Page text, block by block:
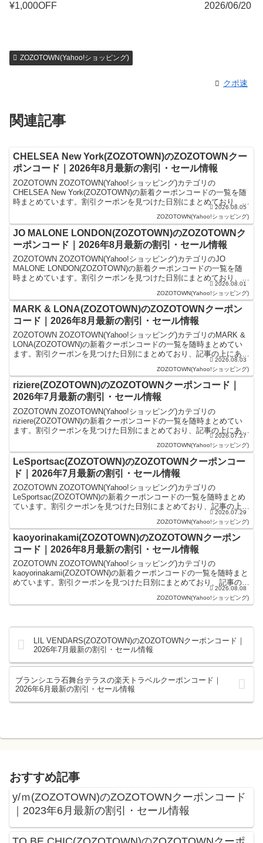
¥1,000OFF 2026/06/20
ZOZOTOWN(Yahoo!ショッピング)
クポ速
関連記事
CHELSEA New York(ZOZOTOWN)のZOZOTOWNクー
ポンコード｜2026年8月最新の割引・セール情報
ZOZOTOWN ZOZOTOWN(Yahoo!ショッピング)カテゴリの
CHELSEA New York(ZOZOTOWN)の新着クーポンコードの一覧を随
時まとめています。割引クーポンを見つけた日別にまとめており、記
2026.08.05
ZOZOTOWN(Yahoo!ショッピング)
JO MALONE LONDON(ZOZOTOWN)のZOZOTOWNク
ーポンコード｜2026年8月最新の割引・セール情報
ZOZOTOWN ZOZOTOWN(Yahoo!ショッピング)カテゴリのJO
MALONE LONDON(ZOZOTOWN)の新着クーポンコードの一覧を随
時まとめています。割引クーポンを見つけた日別にまとめており、記
2026.08.01
ZOZOTOWN(Yahoo!ショッピング)
MARK & LONA(ZOZOTOWN)のZOZOTOWNクーポン
コード｜2026年8月最新の割引・セール情報
ZOZOTOWN ZOZOTOWN(Yahoo!ショッピング)カテゴリのMARK &
LONA(ZOZOTOWN)の新着クーポンコードの一覧を随時まとめてい
ます。割引クーポンを見つけた日別にまとめており、記事の上にある
2026.08.03
ZOZOTOWN(Yahoo!ショッピング)
riziere(ZOZOTOWN)のZOZOTOWNクーポンコード｜
2026年7月最新の割引・セール情報
ZOZOTOWN ZOZOTOWN(Yahoo!ショッピング)カテゴリの
riziere(ZOZOTOWN)の新着クーポンコードの一覧を随時まとめてい
ます。割引クーポンを見つけた日別にまとめており、記事の上にある
2026.07.27
ZOZOTOWN(Yahoo!ショッピング)
LeSportsac(ZOZOTOWN)のZOZOTOWNクーポンコー
ド｜2026年7月最新の割引・セール情報
ZOZOTOWN ZOZOTOWN(Yahoo!ショッピング)カテゴリの
LeSportsac(ZOZOTOWN)の新着クーポンコードの一覧を随時まとめ
ています。割引クーポンを見つけた日別にまとめており、記事の上に
2026.07.29
ZOZOTOWN(Yahoo!ショッピング)
kaoyorinakami(ZOZOTOWN)のZOZOTOWNクーポン
コード｜2026年8月最新の割引・セール情報
ZOZOTOWN ZOZOTOWN(Yahoo!ショッピング)カテゴリの
kaoyorinakami(ZOZOTOWN)の新着クーポンコードの一覧を随時まと
めています。割引クーポンを見つけた日別にまとめており、記事の上
2026.08.08
ZOZOTOWN(Yahoo!ショッピング)
LIL VENDARS(ZOZOTOWN)のZOZOTOWNクーポンコード｜
2026年7月最新の割引・セール情報
ブランシエラ石舞台テラスの楽天トラベルクーポンコード｜
2026年6月最新の割引・セール情報
おすすめ記事
y/ｍ(ZOZOTOWN)のZOZOTOWNクーポンコード
｜2023年6月最新の割引・セール情報